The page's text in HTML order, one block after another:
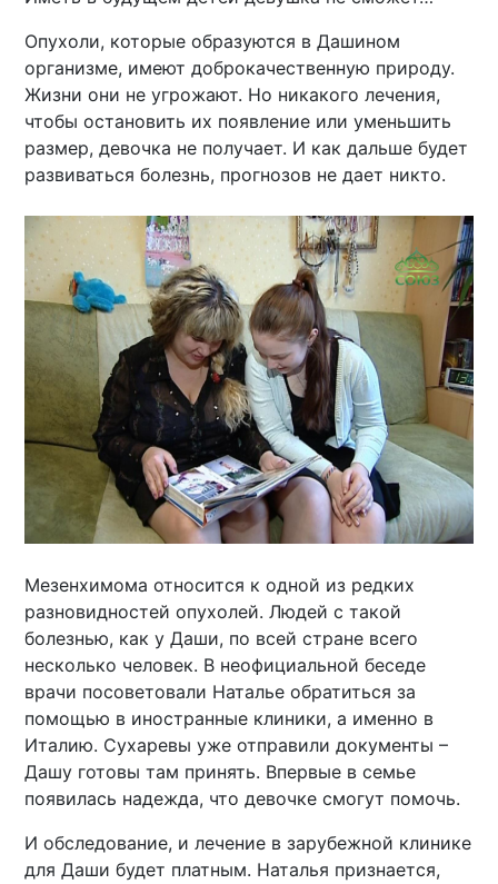
Опухоли, которые образуются в Дашином
организме, имеют доброкачественную природу.
Жизни они не угрожают. Но никакого лечения,
чтобы остановить их появление или уменьшить
размер, девочка не получает. И как дальше будет
развиваться болезнь, прогнозов не дает никто.
Мезенхимома относится к одной из редких
разновидностей опухолей. Людей с такой
болезнью, как у Даши, по всей стране всего
несколько человек. В неофициальной беседе
врачи посоветовали Наталье обратиться за
помощью в иностранные клиники, а именно в
Италию. Сухаревы уже отправили документы –
Дашу готовы там принять. Впервые в семье
появилась надежда, что девочке смогут помочь.
И обследование, и лечение в зарубежной клинике
для Даши будет платным. Наталья признается,